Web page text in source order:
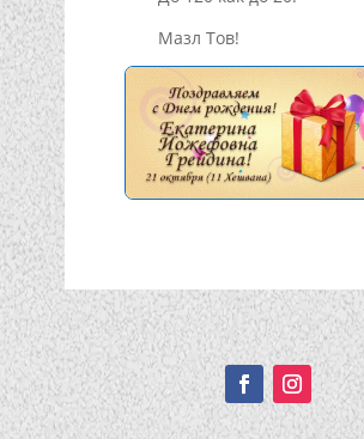
Мазл Тов!
Подписывайтесь!